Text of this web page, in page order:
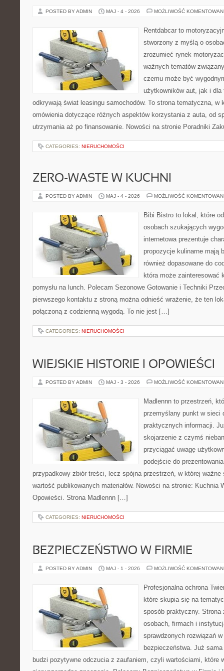
POSTED BY ADMIN MAJ - 4 - 2026 MOŻLIWOŚĆ
Rentdabcar to
stworzony z myślą o
zrozumieć rynek
ważnych tematów
czemu może być
użytkowników aut, jak i
odkrywają świat leasingu samochodów. To strona tematyczna, w
omówienia dotyczące różnych aspektów korzystania z auta, od
utrzymania aż po finansowanie. Nowości na stronie Poradniki
CATEGORIES: NIERUCHOMOŚCI
ZERO-WASTE W KUCHNI
POSTED BY ADMIN MAJ - 4 - 2026 MOŻLIWOŚĆ
Bibi Bistro to lokal, które
osobach szukających
internetowa prezentuje
propozycje kulinarne mają
również dopasowane do
która może zainteresować
pomysłu na lunch. Polecam Sezonowe Gotowanie i Techniki
pierwszego kontaktu z stroną można odnieść wrażenie, że ten
połączoną z codzienną wygodą. To nie jest […]
CATEGORIES: NIERUCHOMOŚCI
WIEJSKIE HISTORIE I OPOWIEŚCI
POSTED BY ADMIN MAJ - 3 - 2026 MOŻLIWOŚĆ
Madlennn to przestrzeń,
przemyślany punkt w sieci
praktycznych informacji.
skojarzenie z czymś
przyciągać uwagę
podejście do
przypadkowy zbiór treści, lecz spójna przestrzeń, w której ważne
wartość publikowanych materiałów. Nowości na stronie: Kuchnia
Opowieści. Strona Madlennn […]
CATEGORIES: NIERUCHOMOŚCI
BEZPIECZEŃSTWO W FIRMIE
POSTED BY ADMIN MAJ - 1 - 2026 MOŻLIWOŚĆ
Profesjonalna ochrona
które skupia się na
sposób praktyczny. Strona
osobach, firmach i
sprawdzonych rozwiązań
bezpieczeństwa. Już
budzi pozytywne odczucia z zaufaniem, czyli wartościami, które